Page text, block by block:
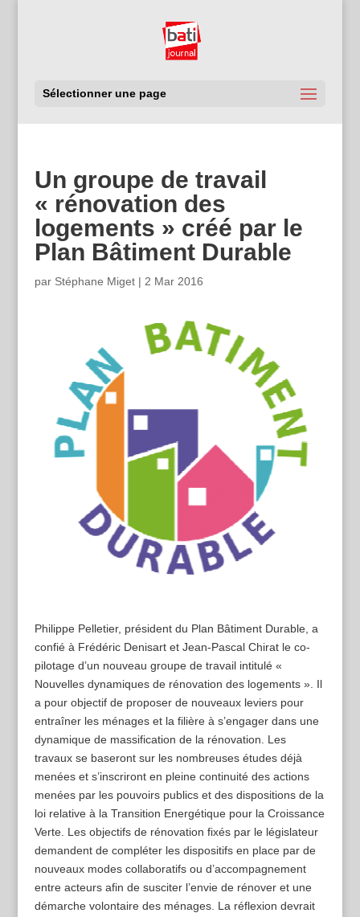
Sélectionner une page
Un groupe de travail
« rénovation des
logements » créé par le
Plan Bâtiment Durable
par Stéphane Miget| 2 Mar 2016
Philippe Pelletier, président du Plan Bâtiment Durable, a
confié à Frédéric Denisart et Jean-Pascal Chirat le co-
pilotage d’un nouveau groupe de travail intitulé «
Nouvelles dynamiques de rénovation des logements ». Il
a pour objectif de proposer de nouveaux leviers pour
entraîner les ménages et la filière à s’engager dans une
dynamique de massification de la rénovation. Les
travaux se baseront sur les nombreuses études déjà
menées et s’inscriront en pleine continuité des actions
menées par les pouvoirs publics et des dispositions de la
loi relative à la Transition Energétique pour la Croissance
Verte. Les objectifs de rénovation fixés par le législateur
demandent de compléter les dispositifs en place par de
nouveaux modes collaboratifs ou d’accompagnement
entre acteurs afin de susciter l’envie de rénover et une
démarche volontaire des ménages. La réflexion devrait